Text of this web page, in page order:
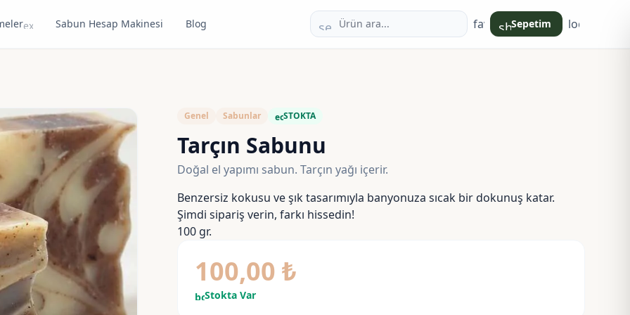
expand_moreSabun Hesap Makinesi Blog search favoriteshopping_bag
Sepetim login
Genel Sabunlar ecoSTOKTA
Tarçın Sabunu
Doğal el yapımı sabun. Tarçın yağı içerir.
Benzersiz kokusu ve şık tasarımıyla banyonuza sıcak bir dokunuş katar.
Şimdi sipariş verin, farkı hissedin!
100 gr.
100,00 ₺
boltStokta Var